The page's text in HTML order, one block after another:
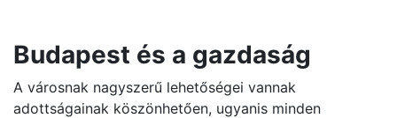
Budapest és a gazdaság
A városnak nagyszerű lehetőségei vannak
adottságainak köszönhetően, ugyanis minden